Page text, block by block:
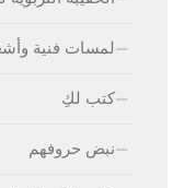
لمسات فنية
كتب لكِ
نبض حروفهم